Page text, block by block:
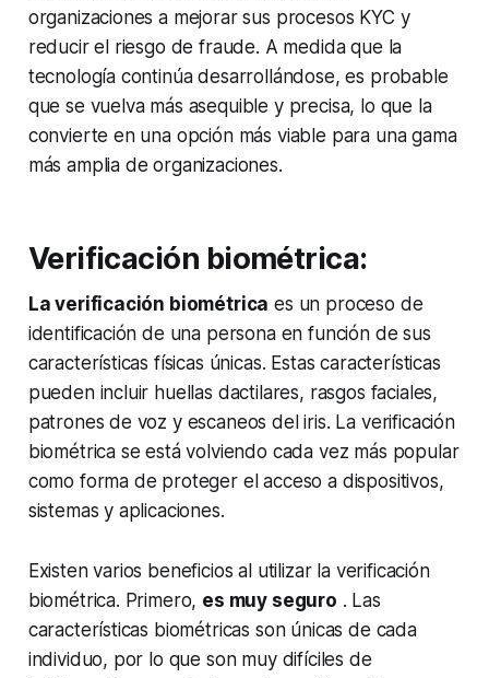
organizaciones a mejorar sus procesos KYC y
reducir el riesgo de fraude. A medida que la
tecnología continúa desarrollándose, es probable
que se vuelva más asequible y precisa, lo que la
convierte en una opción más viable para una gama
más amplia de organizaciones.
Verificación biométrica:
La verificación biométrica es un proceso de
identificación de una persona en función de sus
características físicas únicas. Estas características
pueden incluir huellas dactilares, rasgos faciales,
patrones de voz y escaneos del iris. La verificación
biométrica se está volviendo cada vez más popular
como forma de proteger el acceso a dispositivos,
sistemas y aplicaciones.
Existen varios beneficios al utilizar la verificación
biométrica. Primero, es muy seguro . Las
características biométricas son únicas de cada
individuo, por lo que son muy difíciles de